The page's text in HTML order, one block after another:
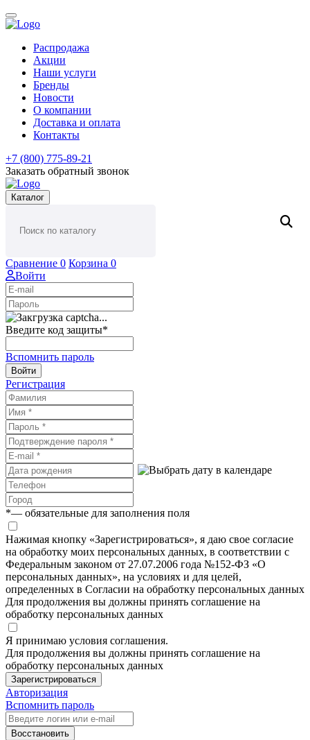
Распродажа
Акции
Наши услуги
Бренды
Новости
О компании
Доставка и оплата
Контакты
+7 (800) 775-89-21
Заказать обратный звонок
Каталог
Сравнение 0 Корзина 0
Войти
Введите код защиты*
Вспомнить пароль
Войти
Регистрация
*— обязательные для заполнения поля
Нажимая кнопку «Зарегистрироваться», я даю свое согласие
на обработку моих персональных данных, в соответствии с
Федеральным законом от 27.07.2006 года №152-ФЗ «О
персональных данных», на условиях и для целей,
определенных в Согласии на обработку персональных данных
Для продолжения вы должны принять соглашение на
обработку персональных данных
Я принимаю условия соглашения.
Для продолжения вы должны принять соглашение на
обработку персональных данных
Зарегистрироваться
Авторизация
Вспомнить пароль
Восстановить